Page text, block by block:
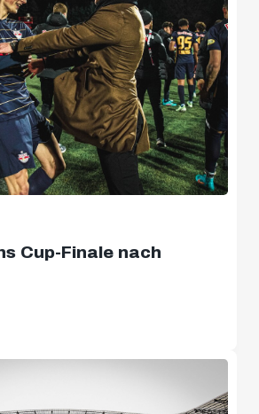
Cup-Finale nach